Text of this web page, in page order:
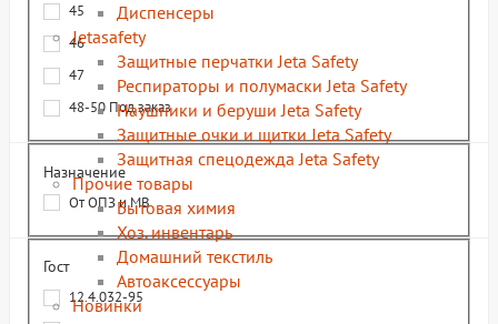
Диспенсеры
Jetasafety
Защитные перчатки Jeta Safety
Респираторы и полумаски Jeta Safety
Наушники и беруши Jeta Safety
Защитные очки и щитки Jeta Safety
Защитная спецодежда Jeta Safety
Прочие товары
Бытовая химия
Хоз. инвентарь
Домашний текстиль
Автоаксессуары
Новинки
45
46
47
48-50 Под заказ
Назначение
От ОПЗ и МВ
Гост
12.4.032-95